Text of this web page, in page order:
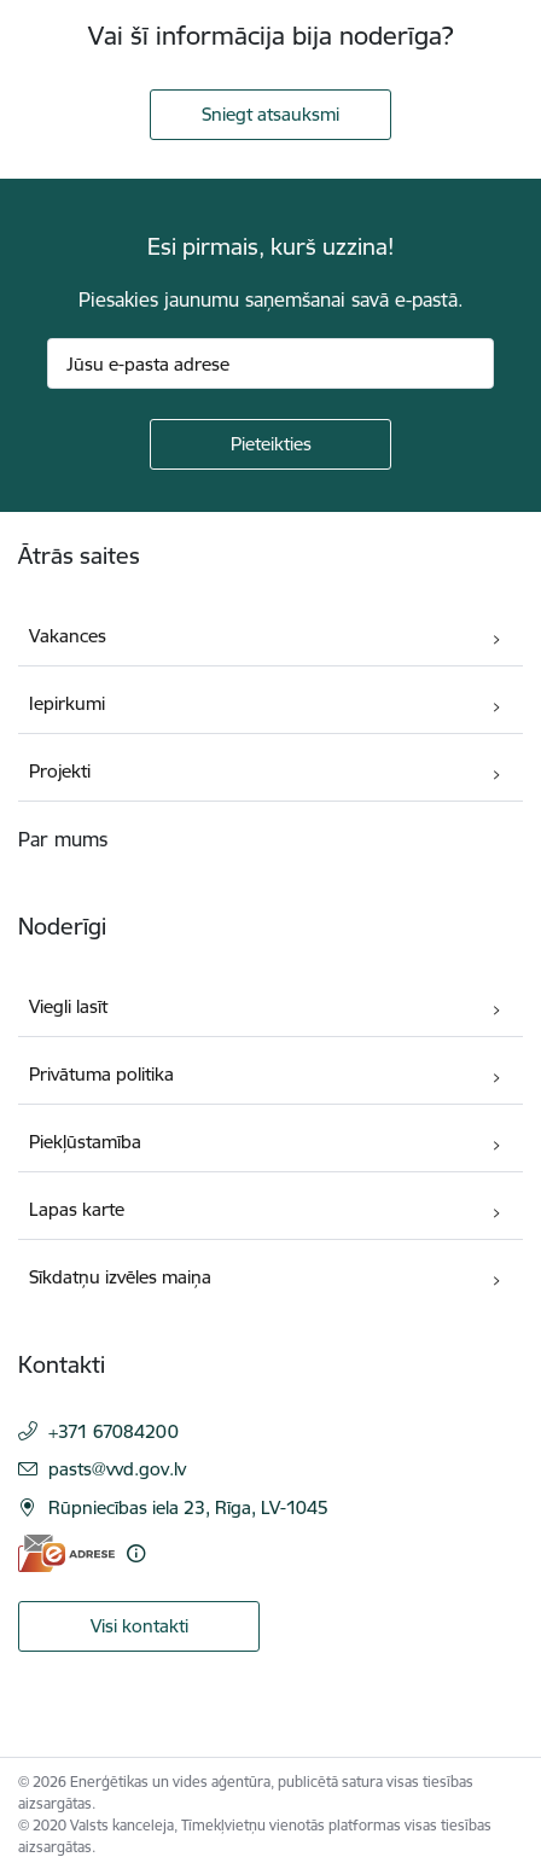
Vai šī informācija bija noderīga?
Sniegt atsauksmi
Esi pirmais, kurš uzzina!
Piesakies jaunumu saņemšanai savā e-pastā.
Ātrās saites
Vakances
Iepirkumi
Projekti
Par mums
Noderīgi
Viegli lasīt
Privātuma politika
Piekļūstamība
Lapas karte
Sīkdatņu izvēles maiņa
Kontakti
+371 67084200
E-pasts:
pasts@vvd.gov.lv
Rūpniecības iela 23, Rīga, LV-1045
Visi kontakti
© 2026 Enerģētikas un vides aģentūra, publicētā satura visas tiesības
aizsargātas.
© 2020 Valsts kanceleja, Tīmekļvietņu vienotās platformas visas tiesības
aizsargātas.